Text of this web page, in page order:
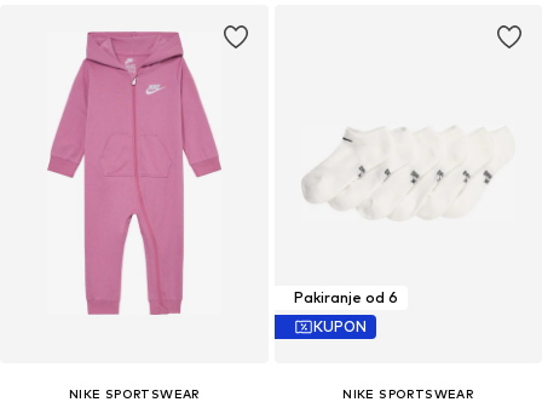
NIKE SPORTSWEAR
Pakiranje od 6
KUPON
NIKE SPORTSWEAR